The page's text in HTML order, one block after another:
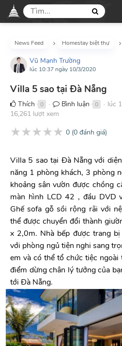
News Feed Homestay biệt thự
Vũ Mạnh Trường
lúc 10:37 ngày 10/3/2020
Villa 5 sao tại Đà Nẵng
Thích 0 ● Bình luận 0 ● lúc
16,261 lượt xem
★★★★★ 0 (0 đánh giá)
Villa 5 sao tại Đà Nẵng với
năng 1 phòng khách, 3 phòng
khoảng sân vườn được chồng
màn hình LCD 42 , đầu DVD
Ghế sofa gỗ sồi rộng rãi với
thể được chuyển đổi thành
x 2,0m. Nhà bếp được trang
với phòng ngủ tiện nghi sang
em và có thể tổ chức tiệc
điểm dừng chân lý tưởng của
tới Đà Nẵng.